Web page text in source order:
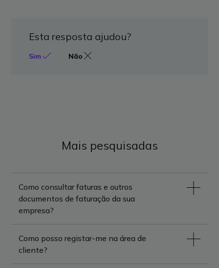
Esta resposta ajudou?
Sim Não
Mais pesquisadas
Como consultar faturas e outros
documentos de faturação da sua
empresa?
Como posso registar-me na área de
cliente?